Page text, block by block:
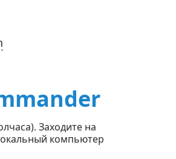
Заходите на
компьютер